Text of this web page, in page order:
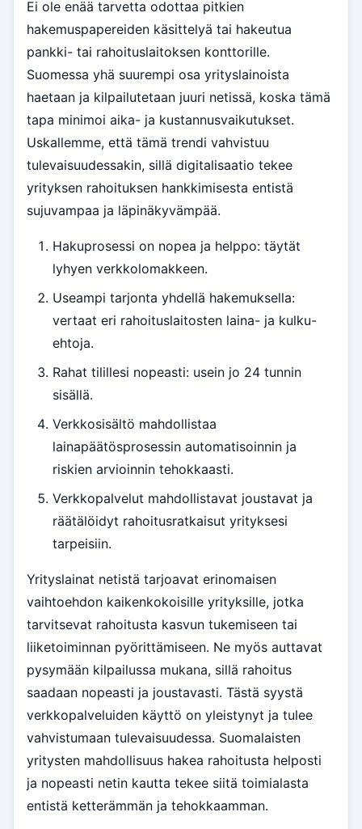
Ei ole enää tarvetta odottaa pitkien
hakemuspapereiden käsittelyä tai hakeutua
pankki- tai rahoituslaitoksen konttorille.
Suomessa yhä suurempi osa yrityslainoista
haetaan ja kilpailutetaan juuri netissä, koska tämä
tapa minimoi aika- ja kustannusvaikutukset.
Uskallemme, että tämä trendi vahvistuu
tulevaisuudessakin, sillä digitalisaatio tekee
yrityksen rahoituksen hankkimisesta entistä
sujuvampaa ja läpinäkyvämpää.
Hakuprosessi on nopea ja helppo: täytät
lyhyen verkkolomakkeen.
Useampi tarjonta yhdellä hakemuksella:
vertaat eri rahoituslaitosten laina- ja kulku-
ehtoja.
Rahat tilillesi nopeasti: usein jo 24 tunnin
sisällä.
Verkkosisältö mahdollistaa
lainapäätösprosessin automatisoinnin ja
riskien arvioinnin tehokkaasti.
Verkkopalvelut mahdollistavat joustavat ja
räätälöidyt rahoitusratkaisut yrityksesi
tarpeisiin.
Yrityslainat netistä tarjoavat erinomaisen
vaihtoehdon kaikenkokoisille yrityksille, jotka
tarvitsevat rahoitusta kasvun tukemiseen tai
liiketoiminnan pyörittämiseen. Ne myös auttavat
pysymään kilpailussa mukana, sillä rahoitus
saadaan nopeasti ja joustavasti. Tästä syystä
verkkopalveluiden käyttö on yleistynyt ja tulee
vahvistumaan tulevaisuudessa. Suomalaisten
yritysten mahdollisuus hakea rahoitusta helposti
ja nopeasti netin kautta tekee siitä toimialasta
entistä ketterämmän ja tehokkaamman.